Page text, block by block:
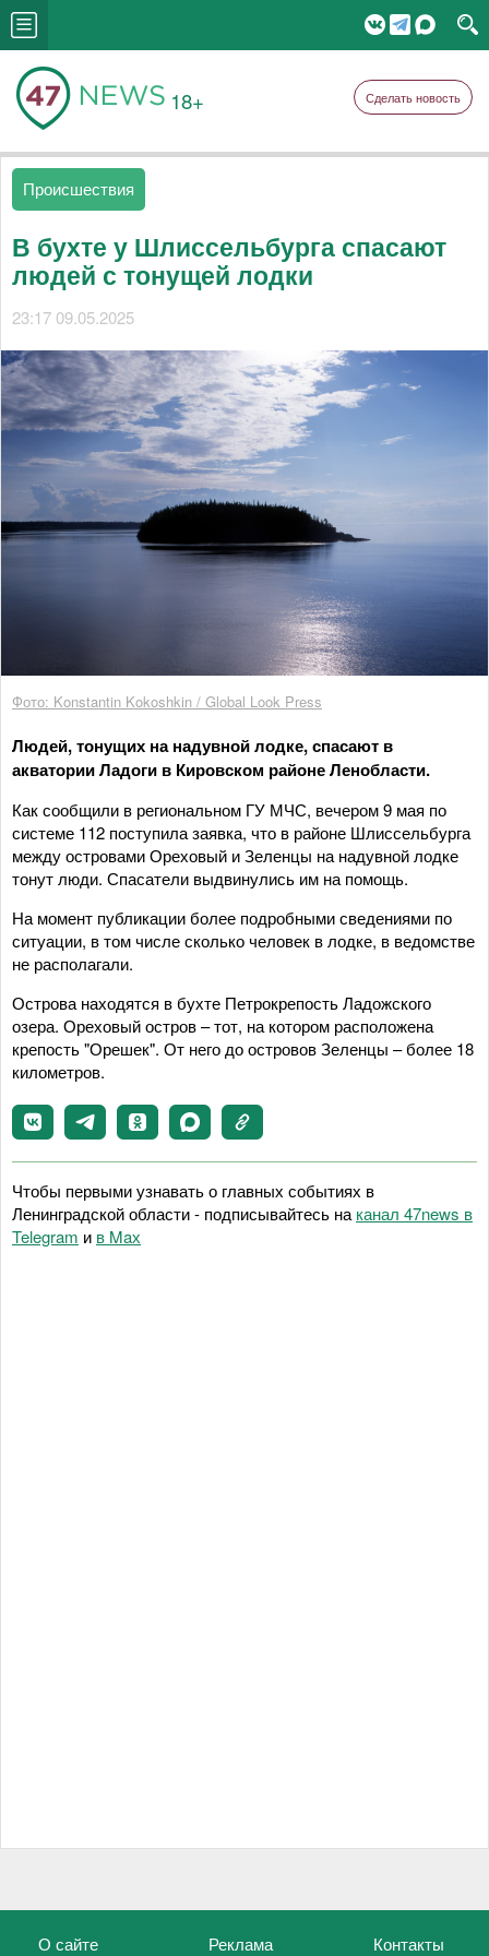
18+ Сделать новость
Происшествия
В бухте у Шлиссельбурга спасают
людей с тонущей лодки
23:17 09.05.2025
Фото: Konstantin Kokoshkin / Global Look Press
Людей, тонущих на надувной лодке, спасают в
акватории Ладоги в Кировском районе Ленобласти.
Как сообщили в региональном ГУ МЧС, вечером 9 мая по
системе 112 поступила заявка, что в районе Шлиссельбурга
между островами Ореховый и Зеленцы на надувной лодке
тонут люди. Спасатели выдвинулись им на помощь.
На момент публикации более подробными сведениями по
ситуации, в том числе сколько человек в лодке, в ведомстве
не располагали.
Острова находятся в бухте Петрокрепость Ладожского
озера. Ореховый остров – тот, на котором расположена
крепость "Орешек". От него до островов Зеленцы – более 18
километров.
Чтобы первыми узнавать о главных событиях в
Ленинградской области - подписывайтесь на канал 47news в
Telegram и в Maх
О сайте Реклама Контакты